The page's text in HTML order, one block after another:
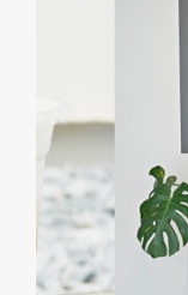
點
啡
館
(台
南
美